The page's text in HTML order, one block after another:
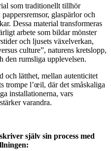
som traditionellt tillhör
glaspärlor och
Dessa material transformeras
arbete som bildar mönster
och ljusets växelverkan,
culture”, naturens kretslopp,
den rumsliga upplevelsen.
och lätthet, mellan autenticitet
​​trompe l’œil, där det småskaliga
installationerna, vars
varandra.
själv sin process med